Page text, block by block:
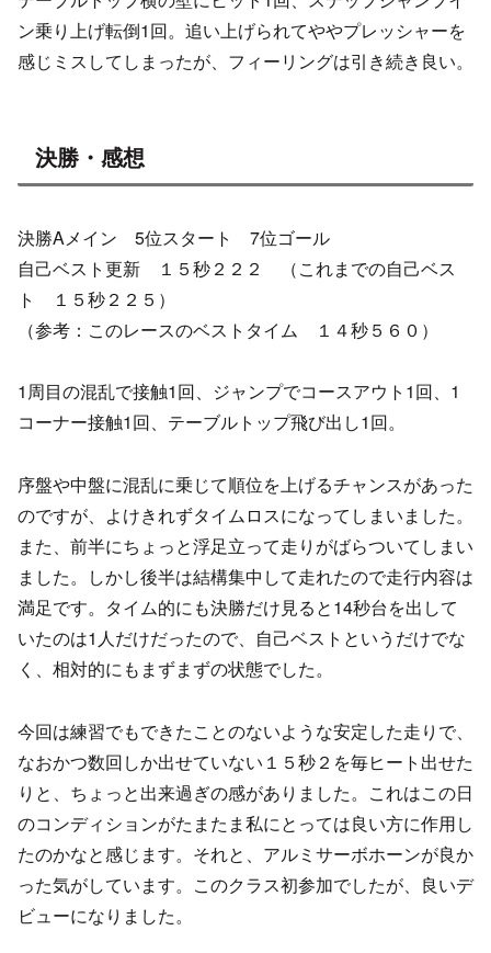
ン乗り上げ転倒1回。追い上げられてややプレッシャーを
感じミスしてしまったが、フィーリングは引き続き良い。
決勝・感想
決勝Aメイン 5位スタート 7位ゴール
自己ベスト更新 １５秒２２２ （これまでの自己ベス
ト １５秒２２５）
（参考：このレースのベストタイム １４秒５６０）
1周目の混乱で接触1回、ジャンプでコースアウト1回、1
コーナー接触1回、テーブルトップ飛び出し1回。
序盤や中盤に混乱に乗じて順位を上げるチャンスがあった
のですが、よけきれずタイムロスになってしまいました。
また、前半にちょっと浮足立って走りがばらついてしまい
ました。しかし後半は結構集中して走れたので走行内容は
満足です。タイム的にも決勝だけ見ると14秒台を出して
いたのは1人だけだったので、自己ベストというだけでな
く、相対的にもまずまずの状態でした。
今回は練習でもできたことのないような安定した走りで、
なおかつ数回しか出せていない１５秒２を毎ヒート出せた
りと、ちょっと出来過ぎの感がありました。これはこの日
のコンディションがたまたま私にとっては良い方に作用し
たのかなと感じます。それと、アルミサーボホーンが良か
った気がしています。このクラス初参加でしたが、良いデ
ビューになりました。